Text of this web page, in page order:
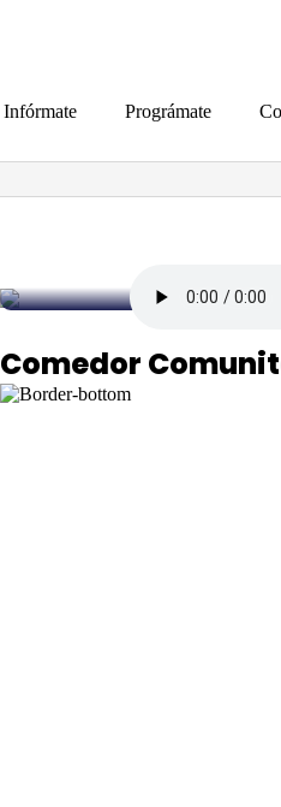
Infórmate Prográmate
Comedor